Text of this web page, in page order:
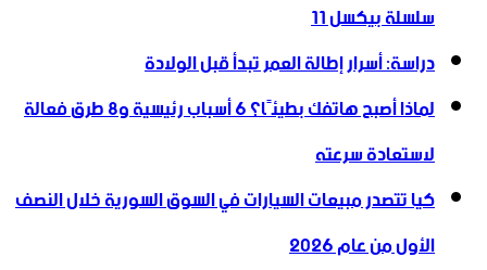
سلسلة بيكسل 11
دراسة: أسرار إطالة العمر تبدأ قبل الولادة
لماذا أصبح هاتفك بطيئًا؟ 6 أسباب رئيسية و8 طرق فعالة
لاستعادة سرعته
كيا تتصدر مبيعات السيارات في السوق السورية خلال النصف
الأول من عام 2026